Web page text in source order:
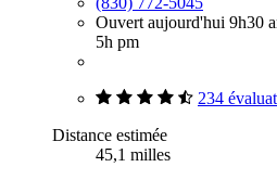
Ouvert aujourd'hui 9h30
5h pm
234
Distance estimée
45,1 milles